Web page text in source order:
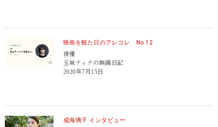
映画を観た日のアレコレ No.12
俳優
玉城ティナの映画日記
2020年7月15日
成海璃子 インタビュー